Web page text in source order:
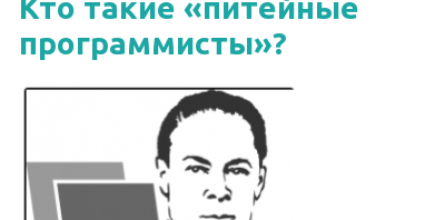
Кто такие «питейные
программисты»?